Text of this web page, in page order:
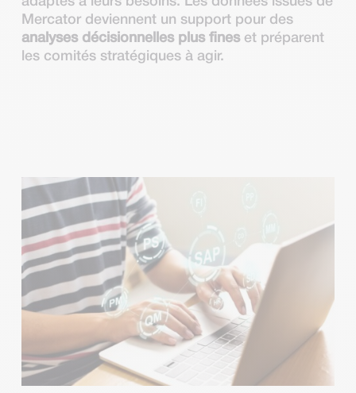
Mercator deviennent un support pour des
analyses décisionnelles plus fineset préparent
les comités stratégiques à agir.